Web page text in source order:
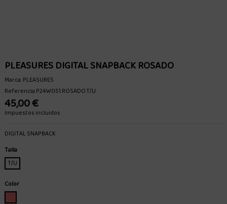
PLEASURES DIGITAL SNAPBACK ROSADO
Marca:PLEASURES
ReferenciaP24W051.ROSADO.T/U
45,00 €
Impuestos incluidos
DIGITAL SNAPBACK
Talla
T/U
Color